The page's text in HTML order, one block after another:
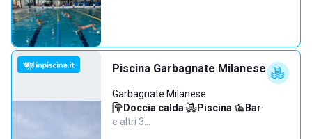
Piscina Garbagnate Milanese
Garbagnate Milanese
Doccia calda· Piscina· Bar·
e altri 3…